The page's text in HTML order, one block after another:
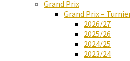
Grand Prix
Grand Prix –
2026/27
2025/26
2024/25
2023/24